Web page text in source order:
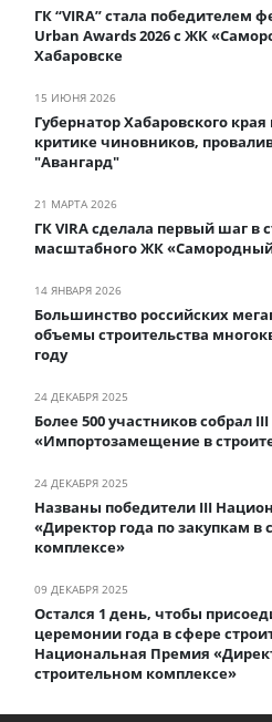
ГК “VIRA” стала победителем
Urban Awards 2026 с ЖК
Хабаровске
15 ИЮНЯ 2026
Губернатор Хабаровского
критике чиновников,
"Авангард"
21 МАРТА 2026
ГК VIRA сделала первый шаг в
масштабного ЖК «Самородный
14 ЯНВАРЯ 2026
Большинство российских
объемы строительства
году
24 ДЕКАБРЯ 2025
Более 500 участников собрал
«Импортозамещение в
24 ДЕКАБРЯ 2025
Названы победители III
«Директор года по закупкам в
комплексе»
09 ДЕКАБРЯ 2025
Остался 1 день, чтобы
церемонии года в сфере
Национальная Премия
строительном комплексе»